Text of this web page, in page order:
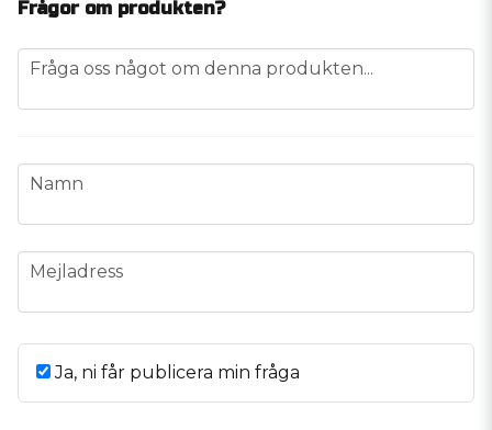
Frågor om produkten?
question
Fråga oss något om denna produkten...
name
Namn
email
Mejladress
Ja, ni får publicera min fråga